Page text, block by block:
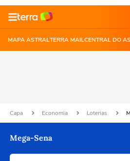
MAPA ASTRALTERRA MAILCENTRAL DO
Capa Economia Loterias
Mega-Sena